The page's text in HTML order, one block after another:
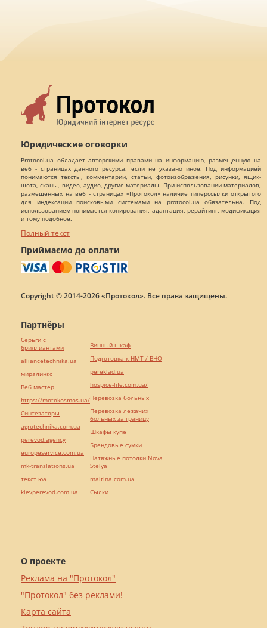
Юридические оговорки
Protocol.ua обладает авторскими правами на информацию, размещенную на
веб - страницах данного ресурса, если не указано иное. Под информацией
понимаются тексты, комментарии, статьи, фотоизображения, рисунки, ящик-
шота, сканы, видео, аудио, другие материалы. При использовании материалов,
размещенных на веб - страницах «Протокол» наличие гиперссылки открытого
для индексации поисковыми системами на protocol.ua обязательна. Под
использованием понимается копирования, адаптация, рерайтинг, модификация
и тому подобное.
Полный текст
Приймаємо до оплати
Copyright © 2014-2026 «Протокол». Все права защищены.
О проекте
Реклама на "Протокол"
"Протокол" без реклами!
Карта сайта
Партнёры
Серьги с
бриллиантами
alliancetechnika.ua
миралинкс
Веб мастер
https://motokosmos.ua/
Синтезаторы
agrotechnika.com.ua
perevod.agency
europeservice.com.ua
mk-translations.ua
текст юа
kievperevod.com.ua
Винный шкаф
Подготовка к НМТ / ВНО
pereklad.ua
hospice-life.com.ua/
Перевозка больных
Перевозка лежачих
больных за границу
Шкафы купе
Брендовые сумки
Натяжные потолки Nova
Stelya
maltina.com.ua
Cылки